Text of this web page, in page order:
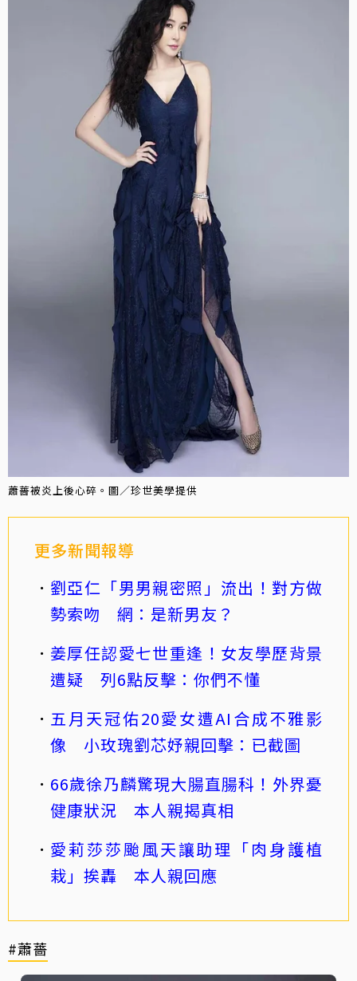
蕭薔被炎上後心碎。圖／珍世美學提供
更多新聞報導
劉亞仁「男男親密照」流出！對方做
勢索吻 網：是新男友？
姜厚任認愛七世重逢！女友學歷背景
遭疑 列6點反擊：你們不懂
五月天冠佑20愛女遭AI合成不雅影
像 小玫瑰劉芯妤親回擊：已截圖
66歲徐乃麟驚現大腸直腸科！外界憂
健康狀況 本人親揭真相
愛莉莎莎颱風天讓助理「肉身護植
栽」挨轟 本人親回應
#蕭薔